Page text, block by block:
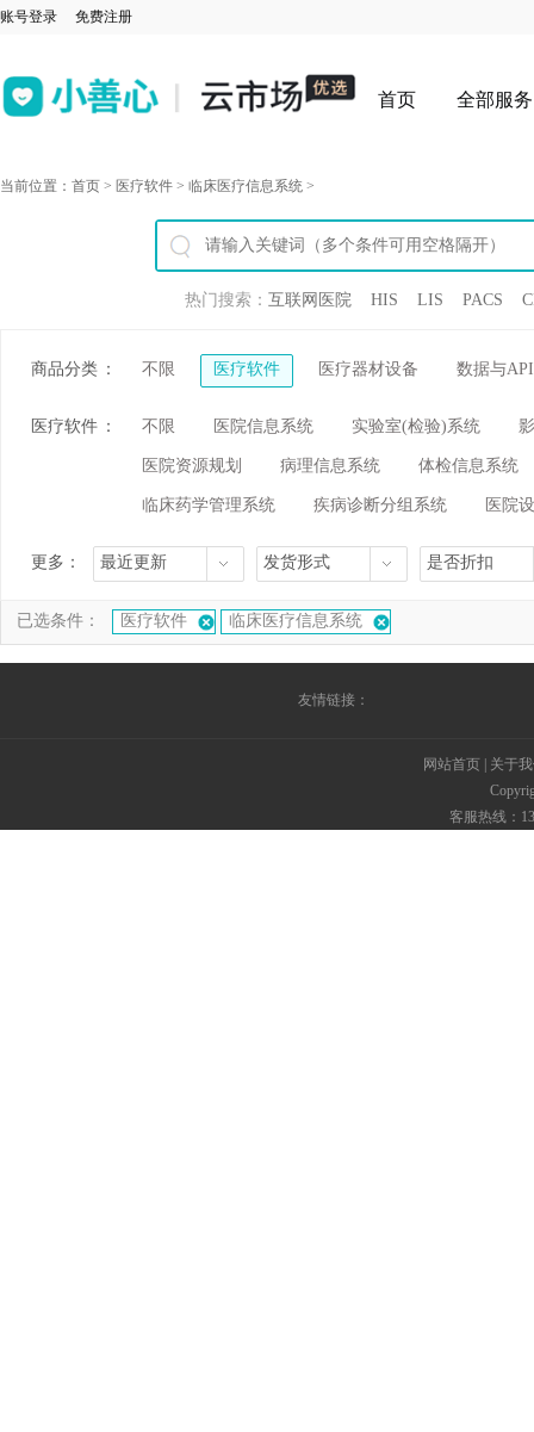
账号登录 免费注册
首页 全部服务
当前位置： 首页 > 医疗软件 > 临床医疗信息系统 >
热门搜索： 互联网医院 HIS LIS PACS
商品分类 ： 不限 医疗软件 医疗器材设备 数据与API
医疗软件 ： 不限 医院信息系统 实验室(检验)系统
医院资源规划 病理信息系统 体检信息系统
临床药学管理系统 疾病诊断分组系统 医院
更多： 最近更新 发货形式 是否折扣
已选条件： 医疗软件 临床医疗信息系统
友情链接：
网站首页
关于
客服热线：